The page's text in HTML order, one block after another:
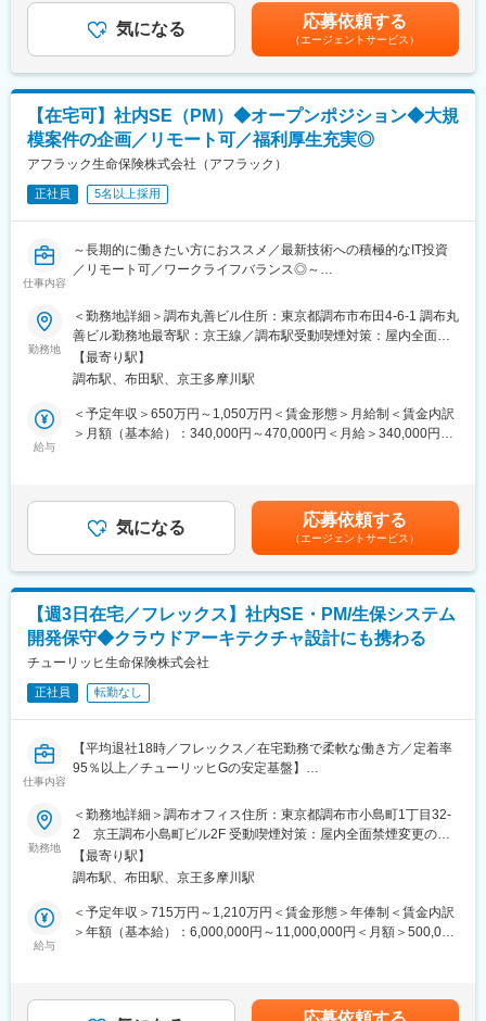
く、社員を大切にする日系的特徴を併せ持った会社です。
変更の範囲：会社の定める業務
携わっていただきます。
ビジネス部門・システム部門の他チーム、外部ベンダーなど多く
のステークホルダーと連携しながら、上流工程を中心にプロジェ
・他システムとの調整、システムテスト実施
・開発ベンダーの管理業務
コミュニケーション力を活かし、プロジェクト全体をリードする
【保険料等の価格計算システムを担当】
ム」の開発・保守をお任せします。
算出方法書に基づき、正確な計算を行うための重要なシステムで
チームにはアクチュアリー試験合格者が複数在籍し、サポート体
制も充実しています。専門知識を共有しながら、安心してスキル
アップできる環境です。
・在宅勤務：可（原則50％出社、50％在宅）
・時差出勤：可
当社は世界最大級の金融サービスであるプルデンシャル・ファイ
ナンシャルの一員です。
グループ内では金融機関代理店（銀行、信託銀行、証券会社）を
通じた生命保険の販売を中心に事業展開しています。
ます。月給(月額)は固定手当を含めた表記です。
気になる 応募依頼する
（エージェントサービス）
【在宅可】社内SE（PM）◆オープンポジション◆大規
模案件の企画／リモート可／福利厚生充実◎
アフラック生命保険株式会社（アフラック）
正社員 5名以上採用
仕事内容
～長期的に働きたい方におススメ／最新技術への積極的なIT投資
／リモート可／ワークライフバランス◎～
■配属先について
開発部は5部門で構成されており、各30名～50名前後の組織とな
っています。ご経験や志向性に合わせて5部門のいずれかのチーム
にアサイン致します。
＜部署名＞
営業システム開発部（WEB申込システム等）
顧客・代理店システム開発部（オフィシャルHP等）
システムツール開発部（ワークフローシステム等）
■業務概要
当社の社内SEとして、当社サービスに関わるプロジェクトの立ち
上げ等最上流の工程をお任せいたします。当部門は商品と密接に
りながら上流部分へ携わることが可能です。
＜業務詳細＞
・新規プロジェクト計画、プロジェクト管理、プロジェクト推進
・品質検証、IT部門や業務部門との調整
※開発業務はベンダーにて対応するため、上流工程に集中して頂く
ことが可能です。
同社はアジャイルを用いた働き方を全社的に導入しており、シス
テムもアジャイル開発を行っています。非常にスピード感を持っ
■組織構成
各部門20代～40代のエンジニアが在籍しており、中途入社者が６
～7割を占める為、入社後も馴染みやすい環境です。また、部内の
雰囲気も落ち着いており和やかな雰囲気です。
所定労働7時間、全社平均残業20時間程度で、フレックス制度の
活用も可能です。リモートワークも可能となっており、ワークラ
し、以来、『がん保険・医療保険保有契約件数NO.1』のリーディ
勤務地
＜勤務地詳細＞調布丸善ビル住所：東京都調布市布田4-6-1 調布丸
善ビル勤務地最寄駅：京王線／調布駅受動喫煙対策：屋内全面禁
煙変更の範囲：会社の定める事業所
【最寄り駅】
調布駅、布田駅、京王多摩川駅
給与
＜予定年収＞650万円～1,050万円＜賃金形態＞月給制＜賃金内訳
＞月額（基本給）：340,000円～470,000円＜月給＞340,000円～
も目安の金額であり、選考を通じて上下する可能性があります。
月給(月額)は固定手当を含めた表記です。
気になる 応募依頼する
（エージェントサービス）
【週3日在宅／フレックス】社内SE・PM/生保システム
開発保守◆クラウドアーキテクチャ設計にも携わる
チューリッヒ生命保険株式会社
正社員 転勤なし
仕事内容
【平均退社18時／フレックス／在宅勤務で柔軟な働き方／定着率
95％以上／チューリッヒGの安定基盤】
入社後はスキル・ご経験に応じてOJTを実施し、その後はユーザ
ー（社内）との要件定義や開発ベンダーのとりまとめなどをお任
せします。また本ポジションでは、従来の開発推進に加え、AWS
を中心としたクラウド環境のアーキテクチャ設計・構築をリード
いただく役割を期待しています。単なるプロジェクト管理ではな
く、技術的意思決定を担うPMとして主体的に関われるポジション
です。※生命保険システム未経験の方もキャッチアップ可能です。
・プロジェクトの立ち上げ、計画策定、進捗管理、課題管理、品
勤務地
＜勤務地詳細＞調布オフィス住所：東京都調布市小島町1丁目32-
2 京王調布小島町ビル2F 受動喫煙対策：屋内全面禁煙変更の範
囲：会社の定める事業所（リモートワーク含む）
【最寄り駅】
調布駅、布田駅、京王多摩川駅
給与
＜予定年収＞715万円～1,210万円＜賃金形態＞年俸制＜賃金内訳
＞年額（基本給）：6,000,000円～11,000,000円＜月額＞500,000
当が含まれていますが、平均残業時間であり月の残業時間により